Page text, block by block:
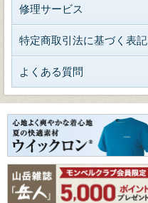
修理サービス
特定商取引法に基づく表記
よくある質問